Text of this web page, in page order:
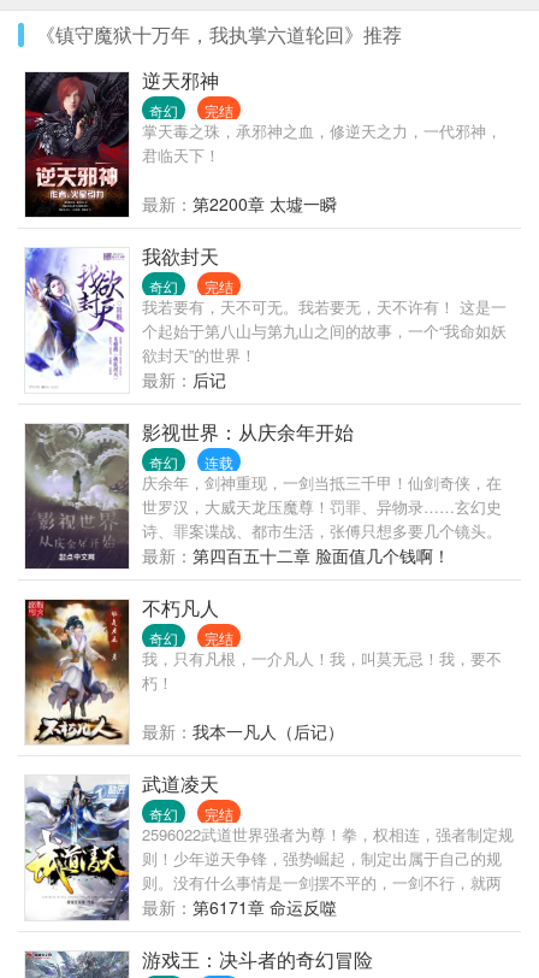
《镇守魔狱十万年，我执掌六道轮回》推荐
逆天邪神
奇幻 完结
掌天毒之珠，承邪神之血，修逆天之力，一代邪神，
君临天下！
最新： 第2200章 太墟一瞬
我欲封天
奇幻 完结
我若要有，天不可无。我若要无，天不许有！ 这是一
个起始于第八山与第九山之间的故事，一个“我命如妖
欲封天”的世界！
最新： 后记
影视世界：从庆余年开始
奇幻 连载
庆余年，剑神重现，一剑当抵三千甲！仙剑奇侠，在
世罗汉，大威天龙压魔尊！罚罪、异物录……玄幻史
诗、罪案谍战、都市生活，张傅只想多要几个镜头。
最新： 第四百五十二章 脸面值几个钱啊！
不朽凡人
奇幻 完结
我，只有凡根，一介凡人！我，叫莫无忌！我，要不
朽！
最新： 我本一凡人（后记）
武道凌天
奇幻 完结
2596022武道世界强者为尊！拳，权相连，强者制定规
则！少年逆天争锋，强势崛起，制定出属于自己的规
则。没有什么事情是一剑摆不平的，一剑不行，就两
剑！蛰龙已惊眠，一吼动千山！圣血在身，剑道在
身，踩着万界天才崛起，不服就战，这就是不一样的
道！
最新： 第6171章 命运反噬
游戏王：决斗者的奇幻冒险